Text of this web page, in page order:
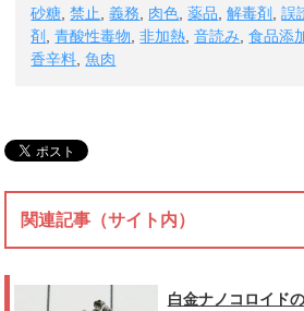
砂糖 ,禁止 ,義務 肉色 ,薬品 ,解毒剤 ,誤
剤
,青酸性毒物 ,非加熱 ,音読み ,食品添
香辛料 ,魚肉
関連記事（サイト内）
白金ナノコロイド